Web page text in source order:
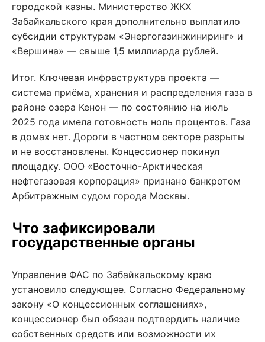
городской казны. Министерство ЖКХ
Забайкальского края дополнительно выплатило
субсидии структурам «Энергогазинжиниринг» и
«Вершина» — свыше 1,5 миллиарда рублей.
Итог. Ключевая инфраструктура проекта —
система приёма, хранения и распределения газа в
районе озера Кенон — по состоянию на июль
2025 года имела готовность ноль процентов. Газа
в домах нет. Дороги в частном секторе разрыты
и не восстановлены. Концессионер покинул
площадку. ООО «Восточно-Арктическая
нефтегазовая корпорация» признано банкротом
Арбитражным судом города Москвы.
Что зафиксировали
государственные органы
Управление ФАС по Забайкальскому краю
установило следующее. Согласно Федеральному
закону «О концессионных соглашениях»,
концессионер был обязан подтвердить наличие
собственных средств или возможности их